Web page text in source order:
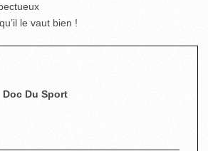
le vaut bien !
Doc Du Sport